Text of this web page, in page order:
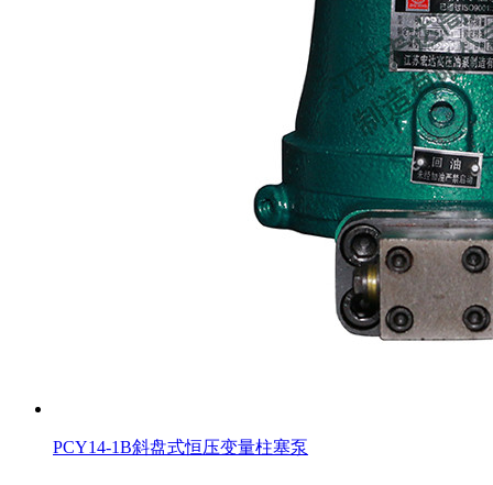
PCY14-1B斜盘式恒压变量柱塞泵